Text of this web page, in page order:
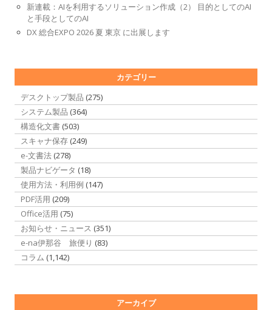
新連載：AIを利用するソリューション作成（2） 目的としてのAI
と手段としてのAI
DX 総合EXPO 2026 夏 東京 に出展します
カテゴリー
デスクトップ製品 (275)
システム製品 (364)
構造化文書 (503)
スキャナ保存 (249)
e-文書法 (278)
製品ナビゲータ (18)
使用方法・利用例 (147)
PDF活用 (209)
Office活用 (75)
お知らせ・ニュース (351)
e-na伊那谷 旅便り (83)
コラム (1,142)
アーカイブ